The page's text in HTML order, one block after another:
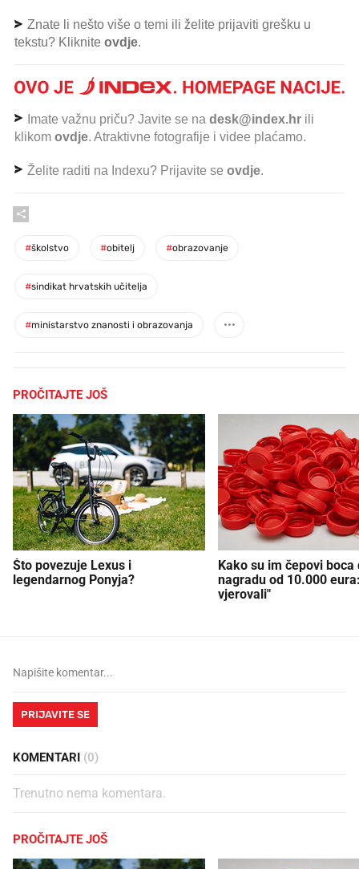
Znate li nešto više o temi ili želite prijaviti grešku u
tekstu? Kliknite ovdje.
Imate važnu priču? Javite se na desk@index.hr ili
klikom ovdje. Atraktivne fotografije i videe plaćamo.
Želite raditi na Indexu? Prijavite se ovdje.
#školstvo #obitelj #obrazovanje
#sindikat hrvatskih učitelja
#ministarstvo znanosti i obrazovanja
PROČITAJTE JOŠ
Što povezuje Lexus i
legendarnog Ponyja?
Kako su im čepovi boca
nagradu od 10.000
vjerovali"
PRIJAVITE SE
KOMENTARI (0)
Trenutno nema komentara.
PROČITAJTE JOŠ